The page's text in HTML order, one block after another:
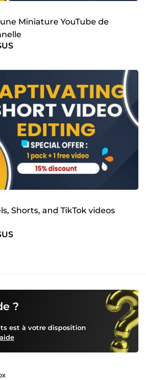
Miniature YouTube de
Shorts, and TikTok videos
?
est à votre disposition